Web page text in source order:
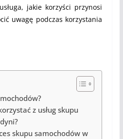
jakie korzyści przynosi
uwagę podczas korzystania
z usług skupu
skupu samochodów w